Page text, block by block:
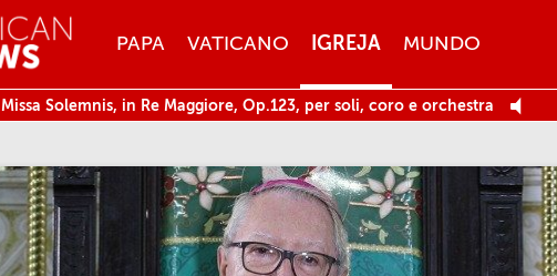
MENU
PAPA VATICANO IGREJA MUNDO
Missa Solemnis, in Re Maggiore, Op.123, per soli, coro e orchestra